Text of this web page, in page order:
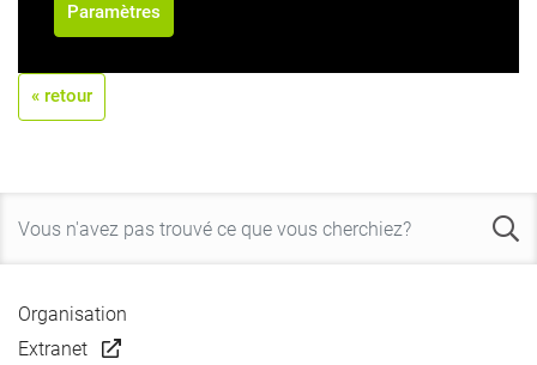
Paramètres
« retour
Organisation
Extranet